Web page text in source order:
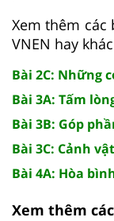
Xem thêm các
VNEN hay
Bài 2C: Những
Bài 3A: Tấm
Bài 3B: Góp
Bài 3C: Cảnh
Bài 4A: Hòa
Xem thêm